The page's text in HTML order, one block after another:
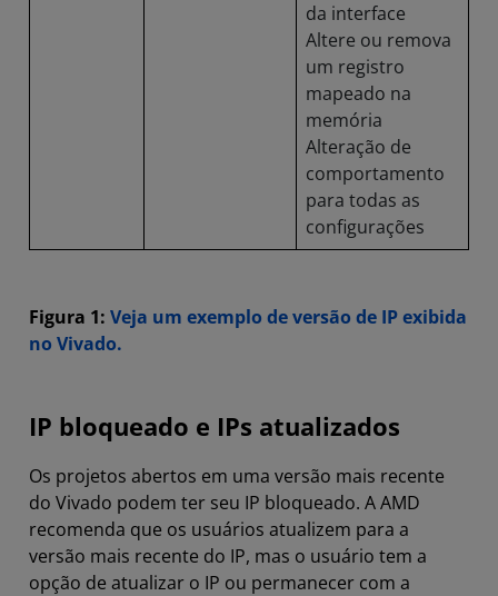
da interface
Altere ou remova
um registro
mapeado na
memória
Alteração de
comportamento
para todas as
configurações
Figura 1: Veja um exemplo de versão de IP exibida
no Vivado.
IP bloqueado e IPs atualizados
Os projetos abertos em uma versão mais recente
do Vivado podem ter seu IP bloqueado. A AMD
recomenda que os usuários atualizem para a
versão mais recente do IP, mas o usuário tem a
opção de atualizar o IP ou permanecer com a